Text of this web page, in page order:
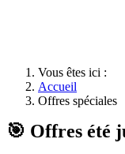
Vous êtes ici :
Accueil
Offres spéciales
🎯 Offres été